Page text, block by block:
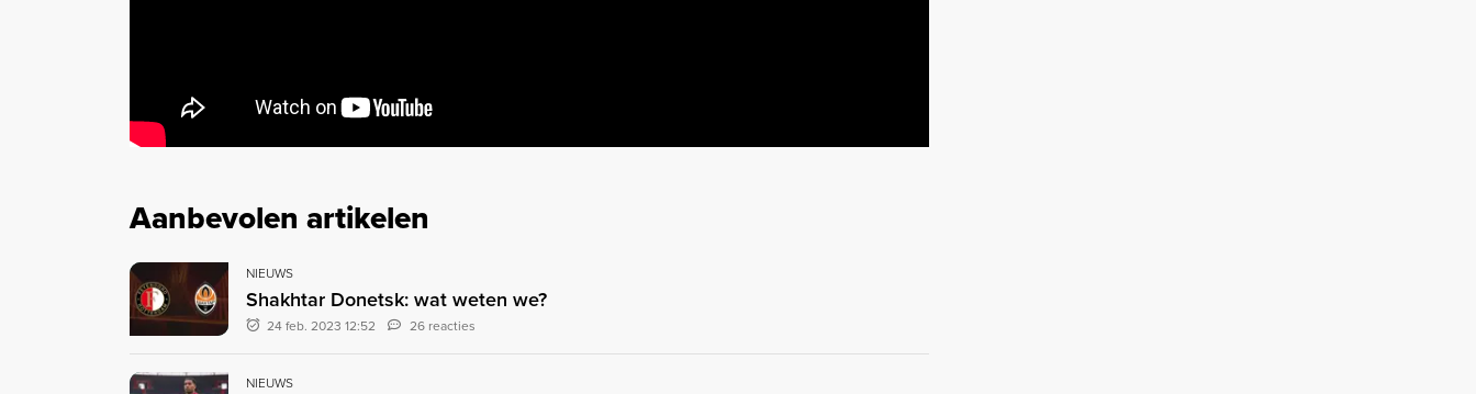
Aanbevolen artikelen
NIEUWS
Shakhtar Donetsk: wat weten we?
24 feb. 2023 12:52 26 reacties
NIEUWS